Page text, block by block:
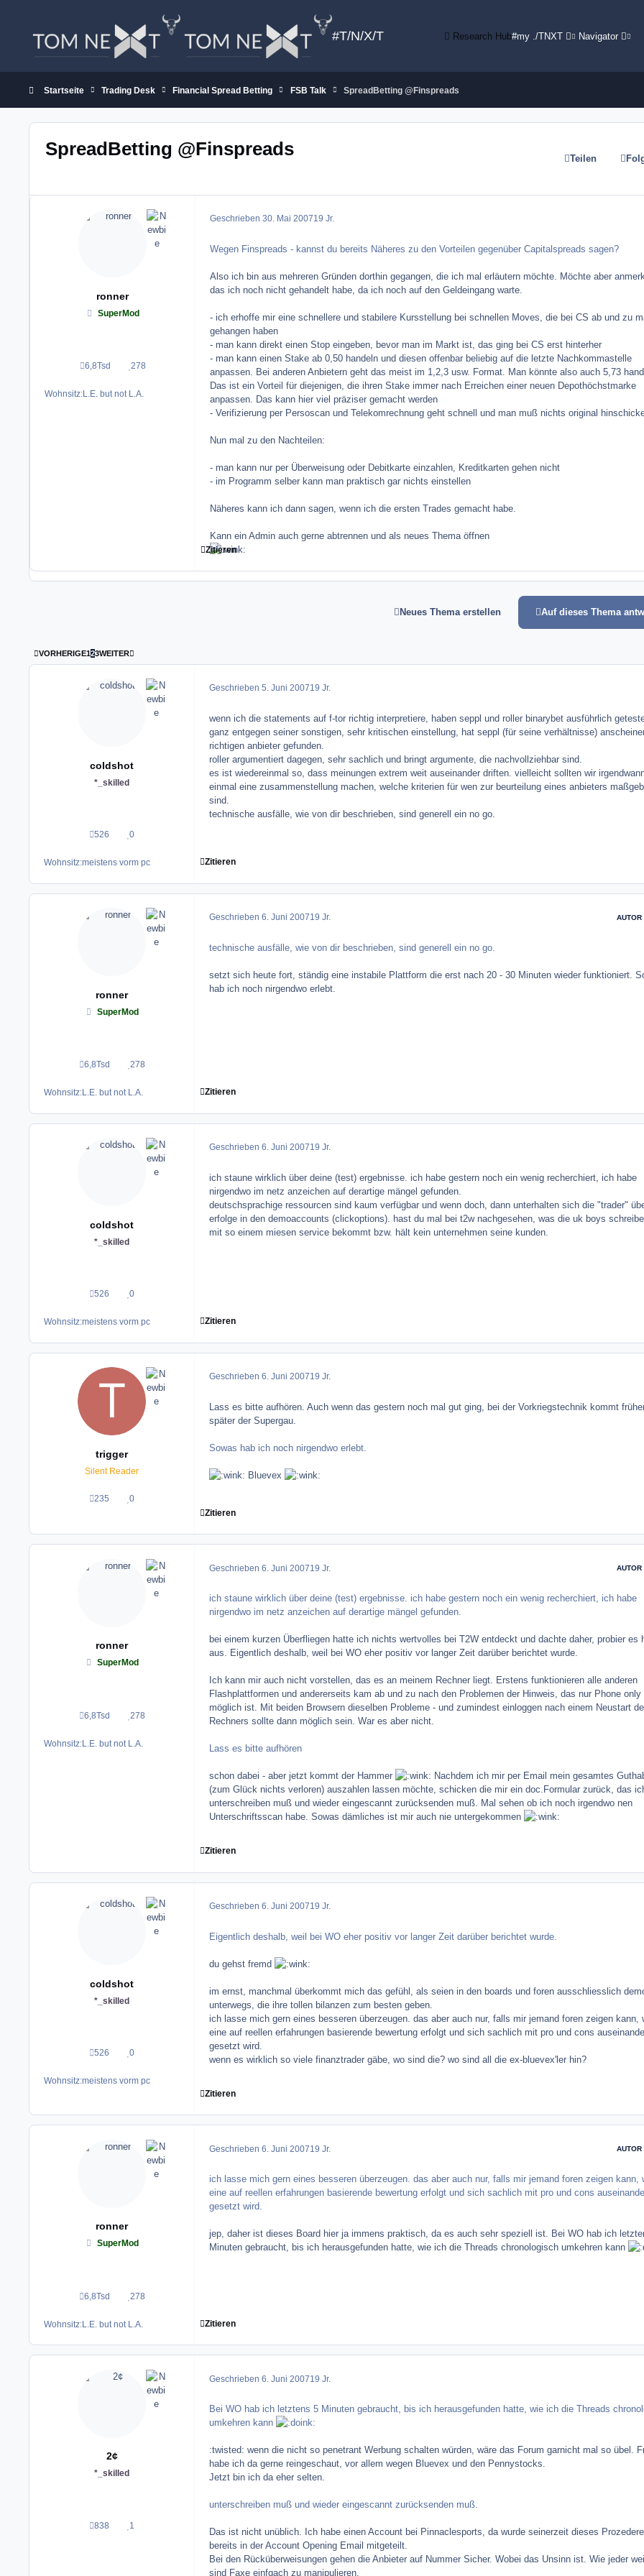
#T/N/X/T Research Hub#my ./TNXT Navigator
Startseite Trading Desk Financial Spread Betting FSB Talk SpreadBetting @Finspreads
SpreadBetting @Finspreads Teilen
ronner
SuperMod
6,8Tsd
Beiträge 278Reputation
Wohnsitz:L.E. but not L.A.
Geschrieben 30. Mai 200719 Jr.
Wegen Finspreads - kannst du bereits Näheres zu den Vorteilen gegenüber Capitalspreads sagen?
Also ich bin aus mehreren Gründen dorthin gegangen, die ich mal erläutern möchte. Möchte aber
das ich noch nicht gehandelt habe, da ich noch auf den Geldeingang warte.
- ich erhoffe mir eine schnellere und stabilere Kursstellung bei schnellen Moves, die bei CS ab und zu
gehangen haben
- man kann direkt einen Stop eingeben, bevor man im Markt ist, das ging bei CS erst hinterher
- man kann einen Stake ab 0,50 handeln und diesen offenbar beliebig auf die letzte Nachkommastelle
anpassen. Bei anderen Anbietern geht das meist im 1,2,3 usw. Format. Man könnte also auch 5,73
Das ist ein Vorteil für diejenigen, die ihren Stake immer nach Erreichen einer neuen Depothöchstmarke
anpassen. Das kann hier viel präziser gemacht werden
- Verifizierung per Persoscan und Telekomrechnung geht schnell und man muß nichts original
Nun mal zu den Nachteilen:
- man kann nur per Überweisung oder Debitkarte einzahlen, Kreditkarten gehen nicht
- im Programm selber kann man praktisch gar nichts einstellen
Näheres kann ich dann sagen, wenn ich die ersten Trades gemacht habe.
Kann ein Admin auch gerne abtrennen und als neues Thema öffnen
Zitieren
Neues Thema erstellen Auf dieses Thema
ERSTE SEITE
VORHERIGE123WEITER LETZTE SEITE
coldshot
*_skilled
526
Beiträge0
Reputation
Wohnsitz:meistens vorm pc
Geschrieben 5. Juni 200719 Jr.
wenn ich die statements auf f-tor richtig interpretiere, haben seppl und roller binarybet ausführlich
ganz entgegen seiner sonstigen, sehr kritischen einstellung, hat seppl (für seine verhältnisse)
richtigen anbieter gefunden.
roller argumentiert dagegen, sehr sachlich und bringt argumente, die nachvollziehbar sind.
es ist wiedereinmal so, dass meinungen extrem weit auseinander driften. vielleicht sollten wir
einmal eine zusammenstellung machen, welche kriterien für wen zur beurteilung eines anbieters
sind.
technische ausfälle, wie von dir beschrieben, sind generell ein no go.
Zitieren
ronner
SuperMod
6,8Tsd
Beiträge 278Reputation
Wohnsitz:L.E. but not L.A.
Geschrieben 6. Juni 200719 Jr. AUTOR
technische ausfälle, wie von dir beschrieben, sind generell ein no go.
setzt sich heute fort, ständig eine instabile Plattform die erst nach 20 - 30 Minuten wieder funktioniert.
hab ich noch nirgendwo erlebt.
Zitieren
coldshot
*_skilled
526
Beiträge0
Reputation
Wohnsitz:meistens vorm pc
Geschrieben 6. Juni 200719 Jr.
ich staune wirklich über deine (test) ergebnisse. ich habe gestern noch ein wenig recherchiert, ich habe
nirgendwo im netz anzeichen auf derartige mängel gefunden.
deutschsprachige ressourcen sind kaum verfügbar und wenn doch, dann unterhalten sich die "trader"
erfolge in den demoaccounts (clickoptions). hast du mal bei t2w nachgesehen, was die uk boys
mit so einem miesen service bekommt bzw. hält kein unternehmen seine kunden.
Zitieren
trigger
Silent Reader
235
Beiträge0
Reputation
Geschrieben 6. Juni 200719 Jr.
Lass es bitte aufhören. Auch wenn das gestern noch mal gut ging, bei der Vorkriegstechnik kommt
später der Supergau.
Sowas hab ich noch nirgendwo erlebt.
Bluevex
Zitieren
ronner
SuperMod
6,8Tsd
Beiträge 278Reputation
Wohnsitz:L.E. but not L.A.
Geschrieben 6. Juni 200719 Jr. AUTOR
ich staune wirklich über deine (test) ergebnisse. ich habe gestern noch ein wenig recherchiert, ich habe
nirgendwo im netz anzeichen auf derartige mängel gefunden.
bei einem kurzen Überfliegen hatte ich nichts wertvolles bei T2W entdeckt und dachte daher, probier es
aus. Eigentlich deshalb, weil bei WO eher positiv vor langer Zeit darüber berichtet wurde.
Ich kann mir auch nicht vorstellen, das es an meinem Rechner liegt. Erstens funktionieren alle anderen
Flashplattformen und andererseits kam ab und zu nach den Problemen der Hinweis, das nur Phone only
möglich ist. Mit beiden Browsern dieselben Probleme - und zumindest einloggen nach einem Neustart
Rechners sollte dann möglich sein. War es aber nicht.
Lass es bitte aufhören
schon dabei - aber jetzt kommt der Hammer
Nachdem ich mir per Email mein gesamtes
(zum Glück nichts verloren) auszahlen lassen möchte, schicken die mir ein doc.Formular zurück, das
unterschreiben muß und wieder eingescannt zurücksenden muß. Mal sehen ob ich noch irgendwo nen
Unterschriftsscan habe. Sowas dämliches ist mir auch nie untergekommen
Zitieren
coldshot
*_skilled
526
Beiträge0
Reputation
Wohnsitz:meistens vorm pc
Geschrieben 6. Juni 200719 Jr.
Eigentlich deshalb, weil bei WO eher positiv vor langer Zeit darüber berichtet wurde.
du gehst fremd
im ernst, manchmal überkommt mich das gefühl, als seien in den boards und foren ausschliesslich
unterwegs, die ihre tollen bilanzen zum besten geben.
ich lasse mich gern eines besseren überzeugen. das aber auch nur, falls mir jemand foren zeigen kann,
eine auf reellen erfahrungen basierende bewertung erfolgt und sich sachlich mit pro und cons
gesetzt wird.
wenn es wirklich so viele finanztrader gäbe, wo sind die? wo sind all die ex-bluevex'ler hin?
Zitieren
ronner
SuperMod
6,8Tsd
Beiträge 278Reputation
Wohnsitz:L.E. but not L.A.
Geschrieben 6. Juni 200719 Jr. AUTOR
ich lasse mich gern eines besseren überzeugen. das aber auch nur, falls mir jemand foren zeigen kann,
eine auf reellen erfahrungen basierende bewertung erfolgt und sich sachlich mit pro und cons
gesetzt wird.
jep, daher ist dieses Board hier ja immens praktisch, da es auch sehr speziell ist. Bei WO hab ich
Minuten gebraucht, bis ich herausgefunden hatte, wie ich die Threads chronologisch umkehren kann
Zitieren
2¢
*_skilled
838
Beiträge1
Reputation
Geschrieben 6. Juni 200719 Jr.
Bei WO hab ich letztens 5 Minuten gebraucht, bis ich herausgefunden hatte, wie ich die Threads
umkehren kann
:twisted: wenn die nicht so penetrant Werbung schalten würden, wäre das Forum garnicht mal so übel.
habe ich da gerne reingeschaut, vor allem wegen Bluevex und den Pennystocks.
Jetzt bin ich da eher selten.
unterschreiben muß und wieder eingescannt zurücksenden muß.
Das ist nicht unüblich. Ich habe einen Account bei Pinnaclesports, da wurde seinerzeit dieses Prozedere
bereits in der Account Opening Email mitgeteilt.
Bei den Rücküberweisungen gehen die Anbieter auf Nummer Sicher. Wobei das Unsinn ist. Wie jeder
sind Faxe einfgach zu manipulieren.